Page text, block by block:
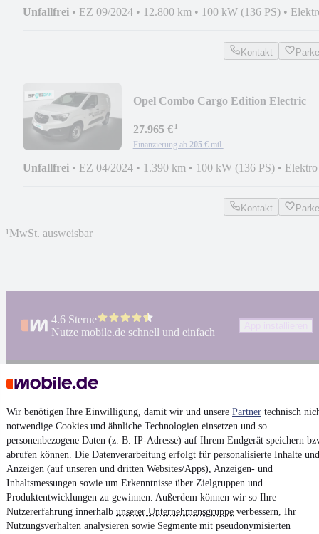
Wir benötigen Ihre Einwilligung, damit wir und unsere Partner technisch
notwendige Cookies und ähnliche Technologien einsetzen und so
personenbezogene Daten (z. B. IP-Adresse) auf Ihrem Endgerät speichern
abrufen können. Die Datenverarbeitung erfolgt für personalisierte Inhalte und
Anzeigen (auf unseren und dritten Websites/Apps), Anzeigen- und
Inhaltsmessungen sowie um Erkenntnisse über Zielgruppen und
Produktentwicklungen zu gewinnen. Außerdem können wir so Ihre
Nutzererfahrung innerhalb unserer Unternehmensgruppe verbessern, Ihr
Nutzungsverhalten analysieren sowie Segmente mit pseudonymisierten
Unfallfrei • EZ 09/2024 • 12.800 km • 100 kW (136 PS) •
Kontakt
Opel Combo Cargo Edition Electric
27.965 €¹
Finanzierung ab 205 € mtl.
Unfallfrei • EZ 04/2024 • 1.390 km • 100 kW (136 PS) • Elektro
Kontakt
¹MwSt. ausweisbar
4.6 Sterne
Nutze mobile.de schnell und einfach
Impressum
Vertrag widerrufen
Datenschutz
Datenschutzeinstellungen
Erklärung zur Barrierefreiheit
Report Security Vulnerability (English)